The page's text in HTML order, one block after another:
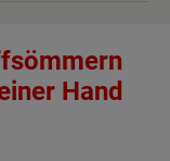
Hand